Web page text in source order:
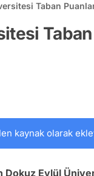
Taban
Taban
kaynak olarak
Dokuz Eylül